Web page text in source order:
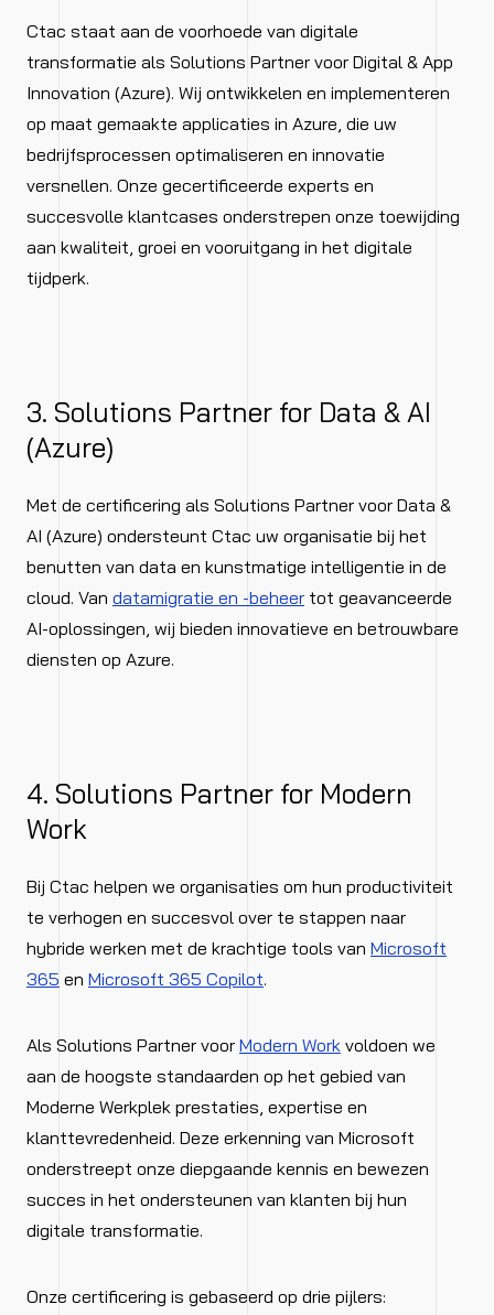
Ctac staat aan de voorhoede van digitale
transformatie als Solutions Partner voor Digital & App
Innovation (Azure). Wij ontwikkelen en implementeren
op maat gemaakte applicaties in Azure, die uw
bedrijfsprocessen optimaliseren en innovatie
versnellen. Onze gecertificeerde experts en
succesvolle klantcases onderstrepen onze toewijding
aan kwaliteit, groei en vooruitgang in het digitale
tijdperk.
3. Solutions Partner for Data & AI
(Azure)
Met de certificering als Solutions Partner voor Data &
AI (Azure) ondersteunt Ctac uw organisatie bij het
benutten van data en kunstmatige intelligentie in de
cloud. Van datamigratie en -beheer tot geavanceerde
AI-oplossingen, wij bieden innovatieve en betrouwbare
diensten op Azure.
4. Solutions Partner for Modern
Work
Bij Ctac helpen we organisaties om hun productiviteit
te verhogen en succesvol over te stappen naar
hybride werken met de krachtige tools van Microsoft
365 en Microsoft 365 Copilot.
Als Solutions Partner voor Modern Work voldoen we
aan de hoogste standaarden op het gebied van
Moderne Werkplek prestaties, expertise en
klanttevredenheid. Deze erkenning van Microsoft
onderstreept onze diepgaande kennis en bewezen
succes in het ondersteunen van klanten bij hun
digitale transformatie.
Onze certificering is gebaseerd op drie pijlers: